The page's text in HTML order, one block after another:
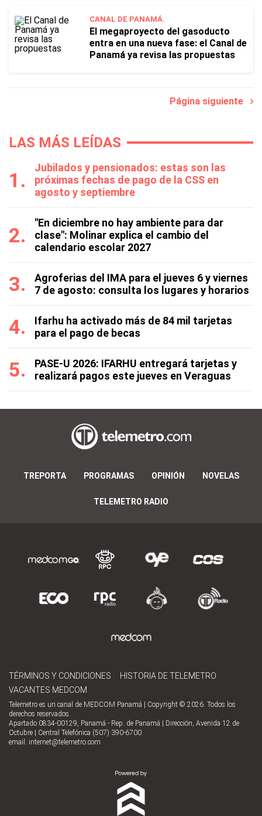
CANAL DE PANAMÁ.
El megaproyecto del gasoducto
entra en una nueva fase: el Canal de
Panamá ya revisa las propuestas
Página siguiente
LAS MÁS LEÍDAS
Jubilados y pensionados: estas son las
próximas fechas de pago de la CSS en
agosto y septiembre
"En diciembre no hay ambiente para dar
clase": Molinar explica el cambio del
calendario escolar 2027
Agroferias del IMA para el jueves 6 y viernes
7 de agosto: consulta los lugares y horarios
Ifarhu ha activado más de 84 mil tarjetas
para el pago de becas
PASE-U 2026: IFARHU entregará tarjetas y
realizará pagos este jueves en Veraguas
TREPORTA PROGRAMAS OPINIÓN NOVELAS
TELEMETRO RADIO
TÉRMINOS Y CONDICIONES
HISTORIA DE TELEMETRO
VACANTES MEDCOM
Telemetro es un canal de MEDCOM Panamá | Copyright © 2026. Todos los
derechos reservados.
Apartado 0834-00129, Panamá - Rep. de Panamá | Dirección, Avenida 12 de
Octubre | Central Telefónica (507) 390-6700
email: internet@telemetro.com